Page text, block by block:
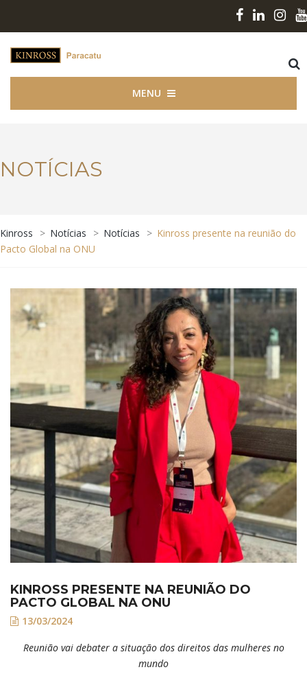
MENU
NOTÍCIAS
Kinross > Notícias > Notícias > Kinross presente na reunião do
Pacto Global na ONU
KINROSS PRESENTE NA REUNIÃO DO
PACTO GLOBAL NA ONU
13/03/2024
Reunião vai debater a situação dos direitos das mulheres no
mundo